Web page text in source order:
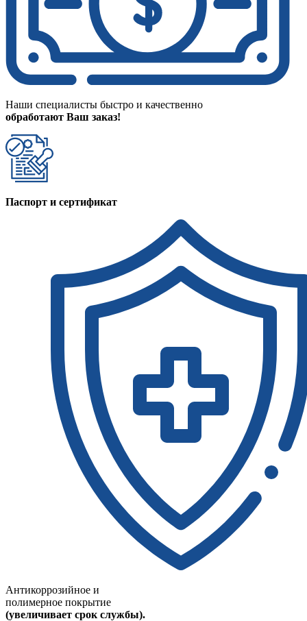
Наши специалисты быстро и качественно
обработают Ваш заказ!
Паспорт и сертификат
Антикоррозийное и
полимерное покрытие
(увеличивает срок службы).